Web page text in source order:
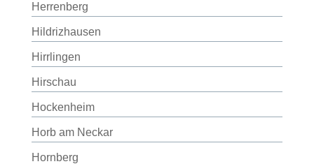
Herrenberg
Hildrizhausen
Hirrlingen
Hirschau
Hockenheim
Horb am Neckar
Hornberg